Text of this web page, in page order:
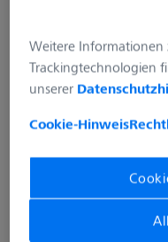
Preise inkl. MwSt. zzgl.
Sofort verfügbar,
Weitere
Trackingtechnologien
unserer
Cookie-Hinweis